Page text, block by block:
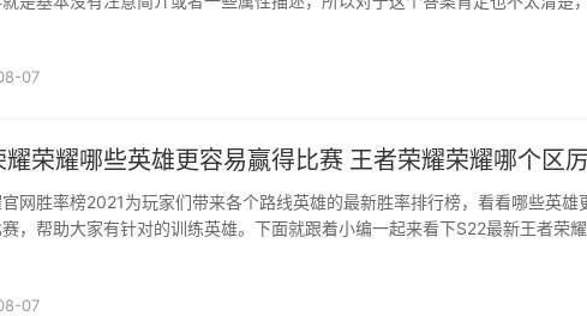
07
耀荣耀哪些英雄更容易赢得比赛 王者荣耀荣耀哪个区
网胜率榜2021为玩家们带来各个路线英雄的最新胜率排行榜，看看哪些英雄
，帮助大家有针对的训练英雄。下面就跟着小编一起来看下S22最新王者荣耀
07